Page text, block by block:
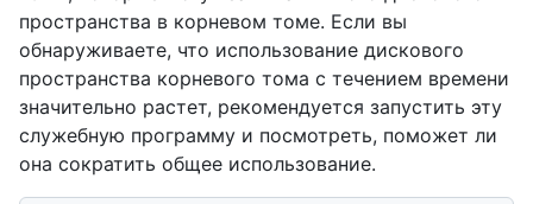
пространства в корневом томе. Если вы
обнаруживаете, что использование дискового
пространства корневого тома с течением времени
значительно растет, рекомендуется запустить эту
служебную программу и посмотреть, поможет ли
она сократить общее использование.